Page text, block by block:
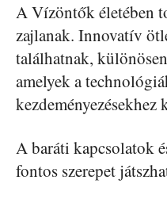
A Vízöntők életében
zajlanak. Innovatív
találhatnak,
amelyek a
kezdeményezésekhez
A baráti kapcsolatok
fontos szerepet